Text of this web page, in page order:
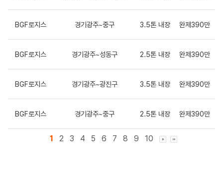
BGF로지스 경기광주~중구 3.5톤 내장 완제390만
BGF로지스 경기광주~성동구 2.5톤 내장 완제390만
BGF로지스 경기광주~광진구 3.5톤 내장 완제390만
BGF로지스 경기광주~중구 2.5톤 내장 완제390만
1 2 3 4 5 6 7 8 9 10